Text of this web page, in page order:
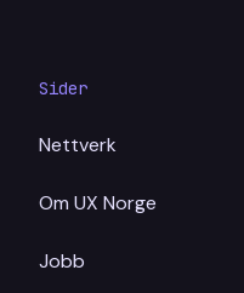
Sider
Nettverk
Om UX Norge
Jobb